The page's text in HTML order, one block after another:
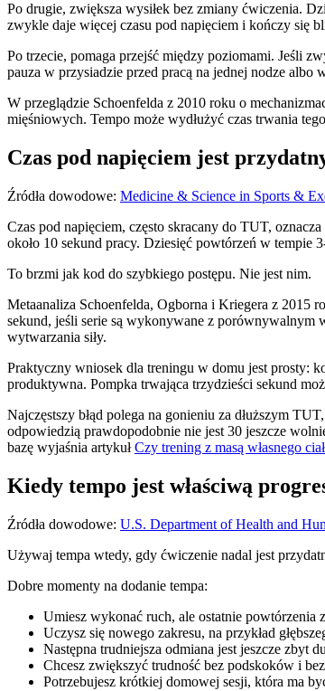
Po drugie, zwiększa wysiłek bez zmiany ćwiczenia.
zwykle daje więcej czasu pod napięciem i kończy się
Po trzecie, pomaga przejść między poziomami. Jeśli
pauza w przysiadzie przed pracą na jednej nodze
W przeglądzie Schoenfelda z 2010 roku o
mięśniowych. Tempo może wydłużyć czas trwania
Czas pod napięciem jest
Źródła dowodowe: Medicine & Science in Sports &
Czas pod napięciem, często skracany do TUT,
około 10 sekund pracy. Dziesięć powtórzeń w tempie
To brzmi jak kod do szybkiego postępu. Nie jest nim.
Metaanaliza Schoenfelda, Ogborna i Kriegera z 2015
sekund, jeśli serie są wykonywane z porównywalnym
wytwarzania siły.
Praktyczny wniosek dla treningu w domu jest prosty:
produktywna. Pompka trwająca trzydzieści sekund
Najczęstszy błąd polega na gonieniu za dłuższym
odpowiedzią prawdopodobnie nie jest 30 jeszcze
bazę wyjaśnia artykułCzy trening z masą własnego
Kiedy tempo jest właściwą
Źródła dowodowe: U.S. Department of Health and
Używaj tempa wtedy, gdy ćwiczenie nadal jest
Dobre momenty na dodanie tempa:
Umiesz wykonać ruch, ale ostatnie powtórzenia
Uczysz się nowego zakresu, na przykład
Następna trudniejsza odmiana jest jeszcze zbyt
Chcesz zwiększyć trudność bez podskoków i
Potrzebujesz krótkiej domowej sesji, która ma